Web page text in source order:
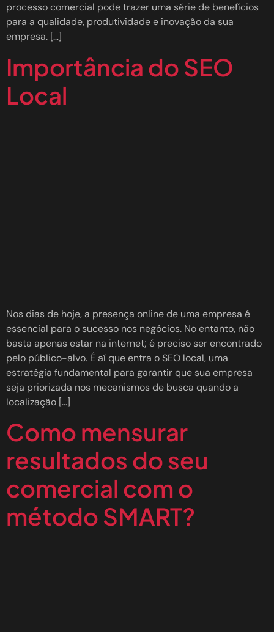
processo comercial pode trazer uma série de benefícios
para a qualidade, produtividade e inovação da sua
empresa. […]
Importância do SEO
Local
Nos dias de hoje, a presença online de uma empresa é
essencial para o sucesso nos negócios. No entanto, não
basta apenas estar na internet; é preciso ser encontrado
pelo público-alvo. É aí que entra o SEO local, uma
estratégia fundamental para garantir que sua empresa
seja priorizada nos mecanismos de busca quando a
localização […]
Como mensurar
resultados do seu
comercial com o
método SMART?